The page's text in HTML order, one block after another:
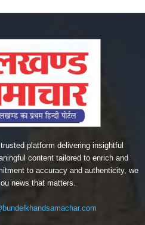
platform delivering insightful
content tailored to enrich and
to accuracy and authenticity, we
news that matters.